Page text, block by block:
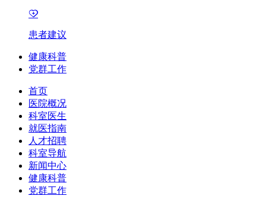
患者建议
健康科普
党群工作
首页
医院概况
科室医生
就医指南
人才招聘
科室导航
新闻中心
健康科普
党群工作